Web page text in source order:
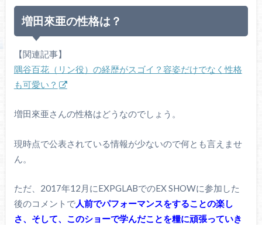
増田來亜の性格は？
【関連記事】
隅谷百花（リン役）の経歴がスゴイ？容姿だけでなく性格
も可愛い？
増田來亜さんの性格はどうなのでしょう。
現時点で公表されている情報が少ないので何とも言えませ
ん。
ただ、2017年12月にEXPGLABでのEX SHOWに参加した
後のコメントで人前でパフォーマンスをすることの楽し
さ、そして、このショーで学んだことを糧に頑張っていき